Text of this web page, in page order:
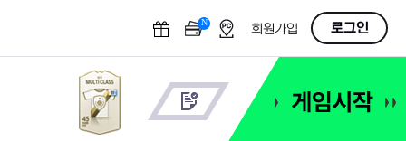
N OFF회원가입 로그인